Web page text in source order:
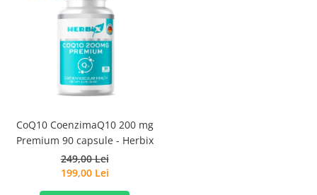
CoQ10 CoenzimaQ10 200 mg
Premium 90 capsule - Herbix
249,00 Lei
199,00 Lei